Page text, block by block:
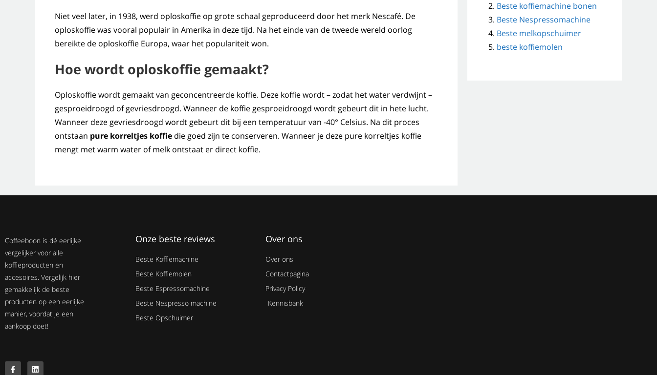
Niet veel later, in 1938, werd oploskoffie op grote schaal geproduceerd door het merk Nescafé. De
oploskoffie was vooral populair in Amerika in deze tijd. Na het einde van de tweede wereld oorlog
bereikte de oploskoffie Europa, waar het populariteit won.
Hoe wordt oploskoffie gemaakt?
Oploskoffie wordt gemaakt van geconcentreerde koffie. Deze koffie wordt – zodat het water verdwijnt –
gesproeidroogd of gevriesdroogd. Wanneer de koffie gesproeidroogd wordt gebeurt dit in hete lucht.
Wanneer deze gevriesdroogd wordt gebeurt dit bij een temperatuur van -40° Celsius. Na dit proces
ontstaan pure korreltjes koffie die goed zijn te conserveren. Wanneer je deze pure korreltjes koffie
mengt met warm water of melk ontstaat er direct koffie.
Beste koffiemachine bonen
Beste Nespressomachine
Beste melkopschuimer
beste koffiemolen
Coffeeboon is dé eerlijke
vergelijker voor alle
koffieproducten en
accesoires. Vergelijk hier
gemakkelijk de beste
producten op een eerlijke
manier, voordat je een
aankoop doet!
Onze beste reviews
Beste Koffiemachine
Beste Koffiemolen
Beste Espressomachine
Beste Nespresso machine
Beste Opschuimer
Over ons
Over ons
Contactpagina
Privacy Policy
Kennisbank